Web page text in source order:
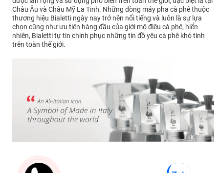
Châu Âu và Châu Mỹ La Tinh. Những dòng máy pha cà phê thuộc
thương hiệu Bialetti ngày nay trở nên nổi tiếng và luôn là sự lựa
chọn cũng như ưu tiên hàng đầu của giới mộ điệu cà phê, hiển
nhiên, Bialetti tự tin chinh phục những tín đồ yêu cà phê khó tính
trên toàn thế giới.